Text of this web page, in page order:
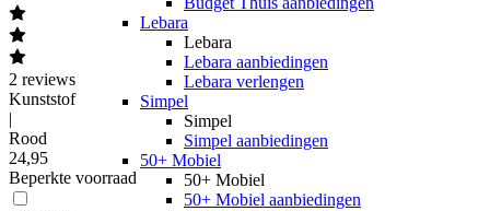
Lebara
Lebara
Lebara aanbiedingen
Lebara verlengen
Simpel
Simpel
Simpel aanbiedingen
50+ Mobiel
50+ Mobiel
50+ Mobiel aanbiedingen
2 reviews
Kunststof
|
Rood
24,95
Beperkte voorraad